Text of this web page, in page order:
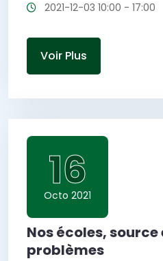
2021-12-03 10:00 - 17:00
Voir Plus
16
Octo 2021
Nos écoles,
problèmes